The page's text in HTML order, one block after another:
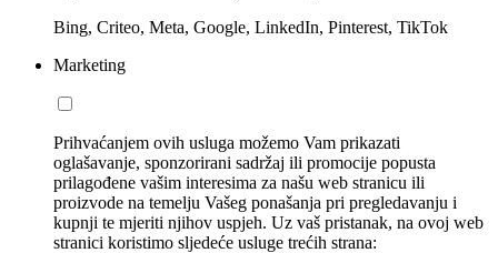
Bing, Criteo, Meta, Google, LinkedIn, Pinterest, TikTok
Marketing
Prihvaćanjem ovih usluga možemo Vam prikazati
oglašavanje, sponzorirani sadržaj ili promocije popusta
prilagođene vašim interesima za našu web stranicu ili
proizvode na temelju Vašeg ponašanja pri pregledavanju i
kupnji te mjeriti njihov uspjeh. Uz vaš pristanak, na ovoj web
stranici koristimo sljedeće usluge trećih strana: